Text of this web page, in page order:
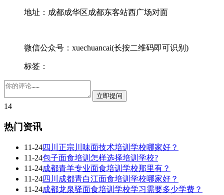
地址：成都成华区成都东客站西广场对面
微信公众号：xuechuancai(长按二维码即可识别)
标签：
14
热门资讯
11-24四川正宗川味面技术培训学校哪家好？
11-24包子面食培训怎样选择培训学校?
11-24成都青羊专业面食培训学校那里有？
11-24四川成都青白江面食培训学校哪家好？
11-24成都龙泉驿面食培训学校学习需要多少学费？